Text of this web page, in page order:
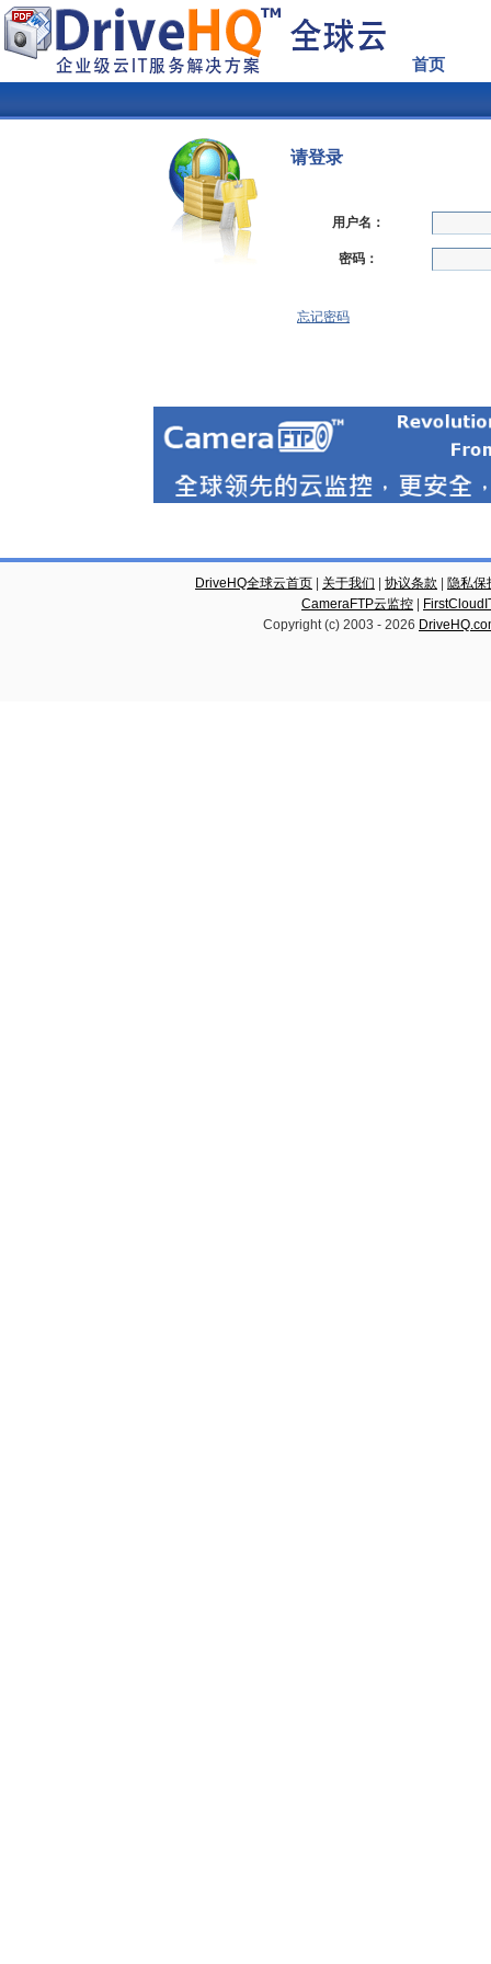
首页
请登录
用户名：
密码：
忘记密码
DriveHQ全球云首页 关于我们 协议条款
隐私保
CameraFTP云监控
Copyright (c) 2003 - 2026